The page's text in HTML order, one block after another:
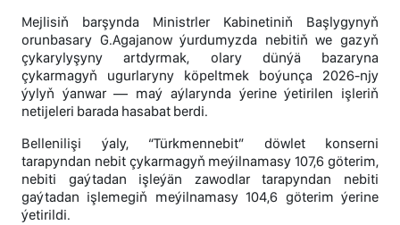
Mejlisiň barşynda Ministrler Kabinetiniň Başlygynyň
orunbasary G.Agajanow ýurdumyzda nebitiň we gazyň
çykarylyşyny artdyrmak, olary dünýä bazaryna
çykarmagyň ugurlaryny köpeltmek boýunça 2026-njy
ýylyň ýanwar — maý aýlarynda ýerine ýetirilen işleriň
netijeleri barada hasabat berdi.
Bellenilişi ýaly, “Türkmennebit” döwlet konserni
tarapyndan nebit çykarmagyň meýilnamasy 107,6 göterim,
nebiti gaýtadan işleýän zawodlar tarapyndan nebiti
gaýtadan işlemegiň meýilnamasy 104,6 göterim ýerine
ýetirildi.